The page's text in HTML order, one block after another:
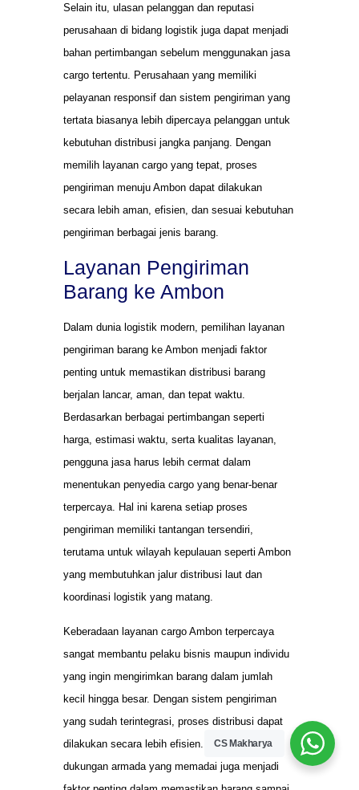
Selain itu, ulasan pelanggan dan reputasi
perusahaan di bidang logistik juga dapat menjadi
bahan pertimbangan sebelum menggunakan jasa
cargo tertentu. Perusahaan yang memiliki
pelayanan responsif dan sistem pengiriman yang
tertata biasanya lebih dipercaya pelanggan untuk
kebutuhan distribusi jangka panjang. Dengan
memilih layanan cargo yang tepat, proses
pengiriman menuju Ambon dapat dilakukan
secara lebih aman, efisien, dan sesuai kebutuhan
pengiriman berbagai jenis barang.
Layanan Pengiriman
Barang ke Ambon
Dalam dunia logistik modern, pemilihan layanan
pengiriman barang ke Ambon menjadi faktor
penting untuk memastikan distribusi barang
berjalan lancar, aman, dan tepat waktu.
Berdasarkan berbagai pertimbangan seperti
harga, estimasi waktu, serta kualitas layanan,
pengguna jasa harus lebih cermat dalam
menentukan penyedia cargo yang benar-benar
terpercaya. Hal ini karena setiap proses
pengiriman memiliki tantangan tersendiri,
terutama untuk wilayah kepulauan seperti Ambon
yang membutuhkan jalur distribusi laut dan
koordinasi logistik yang matang.
Keberadaan layanan cargo Ambon terpercaya
sangat membantu pelaku bisnis maupun individu
yang ingin mengirimkan barang dalam jumlah
kecil hingga besar. Dengan sistem pengiriman
yang sudah terintegrasi, proses distribusi dapat
dilakukan secara lebih efisien. Selain itu,
dukungan armada yang memadai juga menjadi
CS Makharya